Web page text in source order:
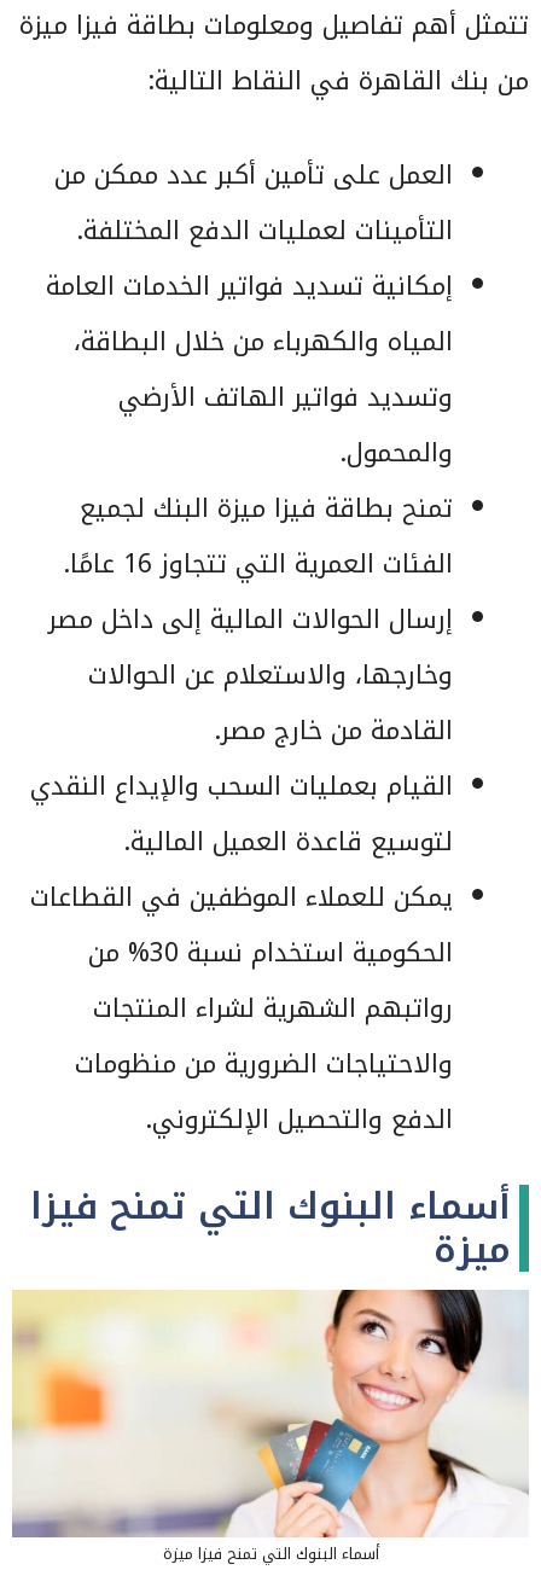
تتمثل أهم تفاصيل ومعلومات بطاقة فيزا ميزة
من بنك القاهرة في النقاط التالية:
العمل على تأمين أكبر عدد ممكن من
التأمينات لعمليات الدفع المختلفة.
إمكانية تسديد فواتير الخدمات العامة
المياه والكهرباء من خلال البطاقة،
وتسديد فواتير الهاتف الأرضي
والمحمول.
تمنح بطاقة فيزا ميزة البنك لجميع
الفئات العمرية التي تتجاوز 16 عامًا.
إرسال الحوالات المالية إلى داخل مصر
وخارجها، والاستعلام عن الحوالات
القادمة من خارج مصر.
القيام بعمليات السحب والإيداع النقدي
لتوسيع قاعدة العميل المالية.
يمكن للعملاء الموظفين في القطاعات
الحكومية استخدام نسبة 30% من
رواتبهم الشهرية لشراء المنتجات
والاحتياجات الضرورية من منظومات
الدفع والتحصيل الإلكتروني.
أسماء البنوك التي تمنح فيزا
ميزة
أسماء البنوك التي تمنح فيزا ميزة